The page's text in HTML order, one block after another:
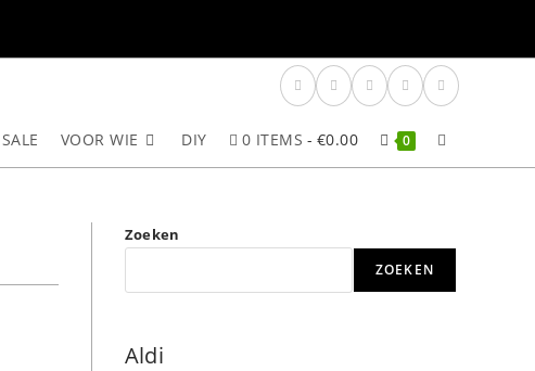
SALE VOOR WIE DIY 0 ITEMS €0.00 0 TOGGLE
ZOEKEN
Zoeken
ZOEKEN
Aldi